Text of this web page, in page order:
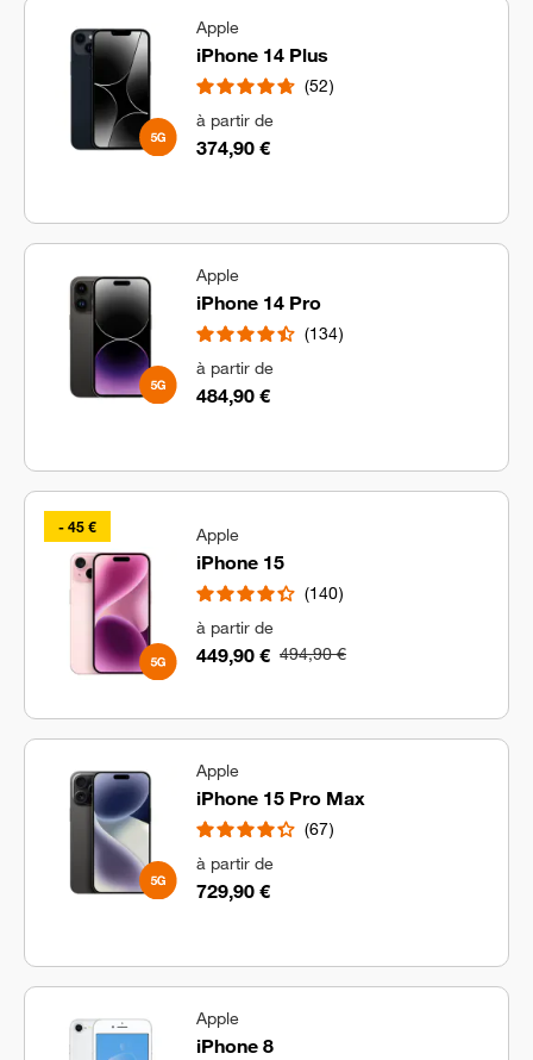
Apple
iPhone 14 Plus
52
à partir de
374,90 €
Apple
iPhone 14 Pro
134
à partir de
484,90 €
- 45 € Apple
iPhone 15
140
à partir de
449,90 € 494,90 €
Apple
iPhone 15 Pro Max
67
à partir de
729,90 €
Apple
iPhone 8